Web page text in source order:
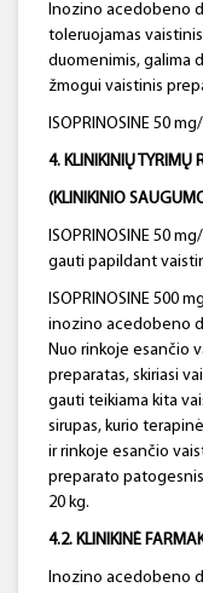
Inozino acedobeno
toleruojamas
duomenimis, galima
žmogui vaistinis
ISOPRINOSINE 50
4. KLINIKINIŲ TYRIMŲ
(KLINIKINIO
ISOPRINOSINE 50
gauti papildant
ISOPRINOSINE 500
inozino acedobeno
Nuo rinkoje esančio
preparatas, skiriasi
gauti teikiama kita
sirupas, kurio
ir rinkoje esančio
preparato
20 kg.
4.2. KLINIKINĖ
Inozino acedobeno